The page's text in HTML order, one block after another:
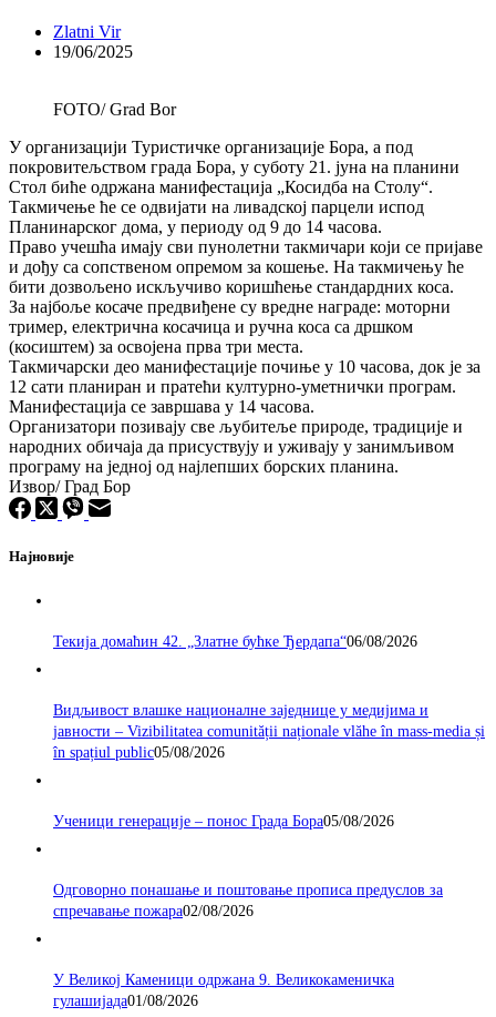
Zlatni Vir
19/06/2025
FOTO/ Grad Bor
У организацији Туристичке организације Бора, а под
покровитељством града Бора, у суботу 21. јуна на планини
Стол биће одржана манифестација „Косидба на Столу“.
Такмичење ће се одвијати на ливадској парцели испод
Планинарског дома, у периоду од 9 до 14 часова.
Право учешћа имају сви пунолетни такмичари који се пријаве
и дођу са сопственом опремом за кошење. На такмичењу ће
бити дозвољено искључиво коришћење стандардних коса.
За најбоље косаче предвиђене су вредне награде: моторни
тример, електрична косачица и ручна коса са дршком
(косиштем) за освојена прва три места.
Такмичарски део манифестације почиње у 10 часова, док је за
12 сати планиран и пратећи културно-уметнички програм.
Манифестација се завршава у 14 часова.
Организатори позивају све љубитеље природе, традиције и
народних обичаја да присуствују и уживају у занимљивом
програму на једној од најлепших борских планина.
Извор/ Град Бор
Најновије
Текија домаћин 42. „Златне бућке Ђердапа“06/08/2026
Видљивост влашке националне заједнице у медијима и
јавности – Vizibilitatea comunității naționale vlăhe în mass-media și
în spațiul public05/08/2026
Ученици генерације – понос Града Бора05/08/2026
Одговорно понашање и поштовање прописа предуслов за
спречавање пожара02/08/2026
У Великој Каменици одржана 9. Великокаменичка
гулашијада01/08/2026